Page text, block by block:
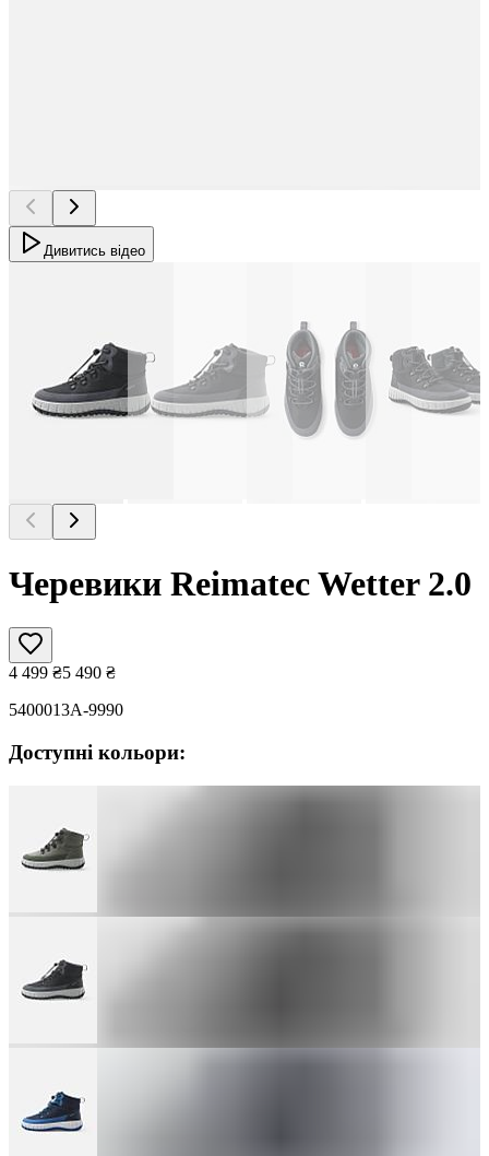
Дивитись відео
Черевики Reimatec Wetter 2.0
4 499 ₴5 490 ₴
5400013A-9990
Доступні кольори: